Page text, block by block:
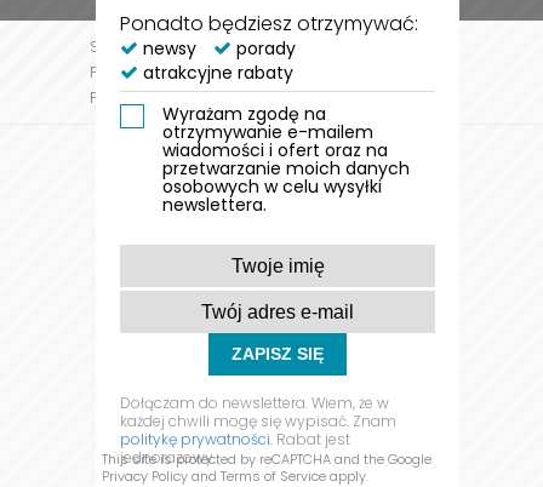
STRONA GŁÓWNA DLA PSA
PSA
AKCESORIA DO SZELEK JULIUS-K9®
PLAKIETKI JULIUS-K9 Z ODBLASKOWYM PASEM
Ponadto będziesz otrzymywać:
newsy
porady
atrakcyjne rabaty
Wyrażam zgodę na
otrzymywanie e-mailem
wiadomości i ofert oraz na
przetwarzanie moich danych
osobowych w celu wysyłki
newslettera.
ZAPISZ SIĘ
Dołączam do newslettera. Wiem, że w
każdej chwili mogę się wypisać. Znam
politykę prywatności. Rabat jest
jednorazowy.
This site is protected by reCAPTCHA and the Google
Privacy Policyand Terms of Serviceapply.